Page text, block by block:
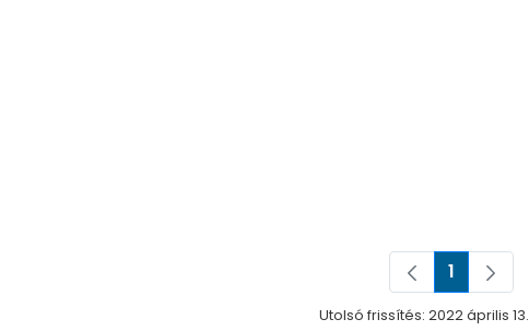
Oldal
1
Utolsó frissítés: 2022 április 13.